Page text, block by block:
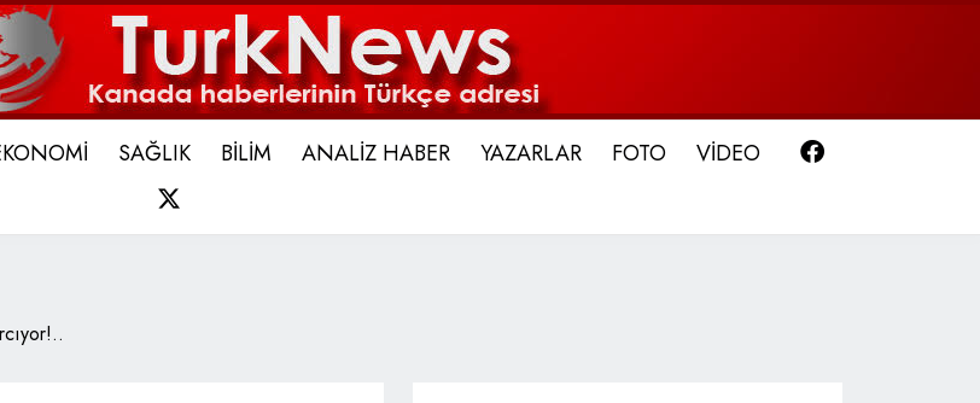
SAĞLIK BİLİM ANALİZ HABER YAZARLAR FOTO VİDEO